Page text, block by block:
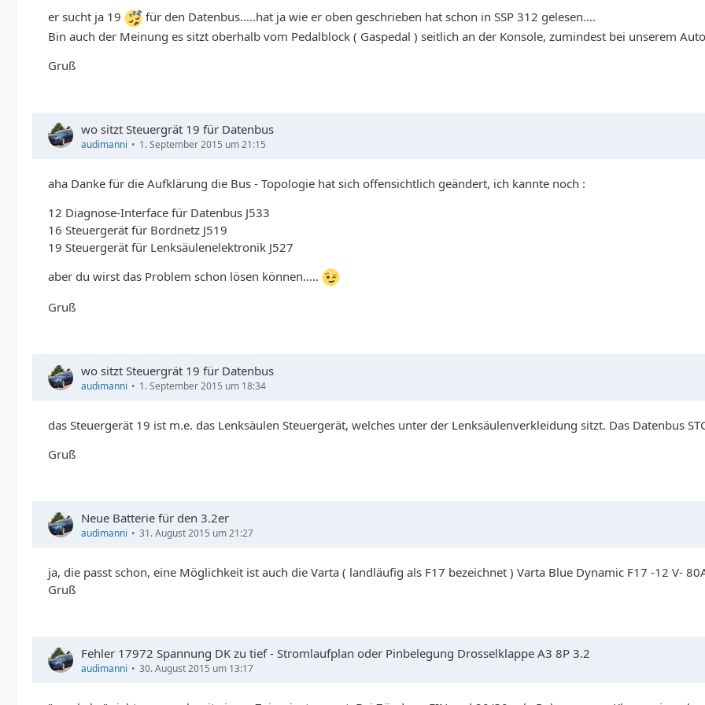
er sucht ja 19
für den Datenbus.....hat ja wie er oben geschrieben hat schon in SSP 312 gelesen....
Bin auch der Meinung es sitzt oberhalb vom Pedalblock ( Gaspedal ) seitlich an der Konsole, zumindest bei unserem
Gruß
wo sitzt Steuergrät 19 für Datenbus
audimanni 1. September 2015 um 21:15
aha Danke für die Aufklärung die Bus - Topologie hat sich offensichtlich geändert, ich kannte noch :
12 Diagnose-Interface für Datenbus J533
16 Steuergerät für Bordnetz J519
19 Steuergerät für Lenksäulenelektronik J527
aber du wirst das Problem schon lösen können.....
Gruß
wo sitzt Steuergrät 19 für Datenbus
audimanni 1. September 2015 um 18:34
das Steuergerät 19 ist m.e. das Lenksäulen Steuergerät, welches unter der Lenksäulenverkleidung sitzt. Das Datenbus
Gruß
Neue Batterie für den 3.2er
audimanni 31. August 2015 um 21:27
ja, die passt schon, eine Möglichkeit ist auch die Varta ( landläufig als F17 bezeichnet ) Varta Blue Dynamic F17 -12 V-
Gruß
Fehler 17972 Spannung DK zu tief - Stromlaufplan oder Pinbelegung Drosselklappe A3 8P 3.2
audimanni 30. August 2015 um 13:17